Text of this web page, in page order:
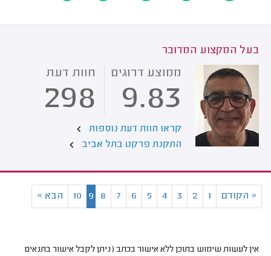
בעל המקצוע המדובר
ממוצע דרוגים
9.83
חוות דעת
298
קראו חוות דעת נוספות
התקנת פרקט בתל אביב
« הקודם 1
2
3
4
5
6
7
8
9
10 הבא »
אין לעשות שימוש בתוכן ללא אישור בכתב (ניתן לקבל אישור בתנאים